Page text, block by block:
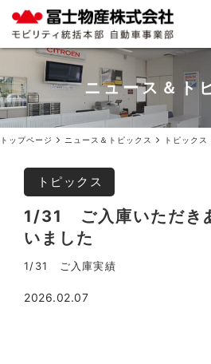
ニュース＆ト
トップページ ニュース＆トピックス トピックス
トピックス
1/31 ご入庫いただき
いました
1/31 ご入庫実績
2026.02.07